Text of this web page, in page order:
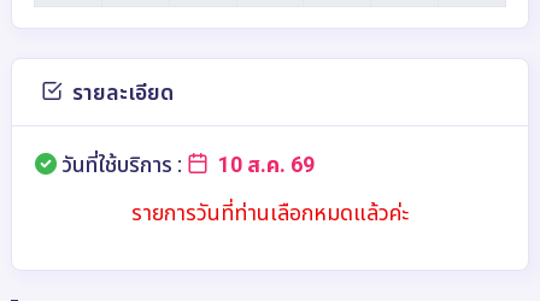
รายละเอียด
วันที่ใช้บริการ :
10 ส.ค. 69
รายการวันที่ท่านเลือกหมดแล้วค่ะ